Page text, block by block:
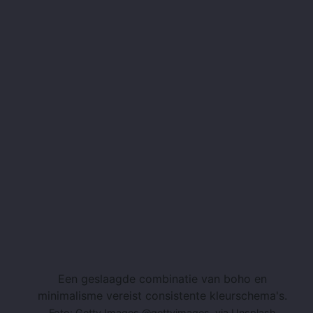
Een geslaagde combinatie van boho en
minimalisme vereist consistente kleurschema's.